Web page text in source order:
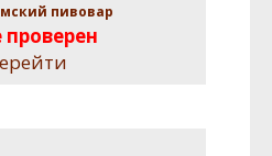
пивовар
проверен